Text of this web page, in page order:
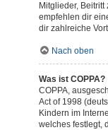
Mitglieder,
empfehlen dir
dir zahlreiche
Nach oben
Was ist COPPA?
COPPA,
Act of 1998
Kindern im
welches festlegt,